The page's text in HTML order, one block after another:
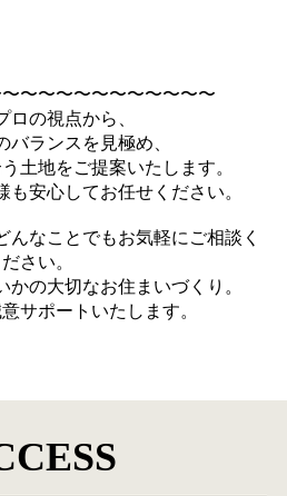
〜〜〜〜〜〜〜〜〜〜〜
ロの視点から、
バランスを見極め、
土地をご提案いたします。
安心してお任せください。
んなことでもお気軽にご相談く
ださい。
の大切なお住まいづくり。
サポートいたします。